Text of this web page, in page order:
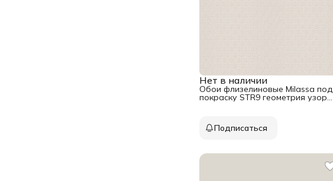
Нет в наличии
Обои флизелиновые Milassa под
покраску STR9 геометрия узоры
Подписаться